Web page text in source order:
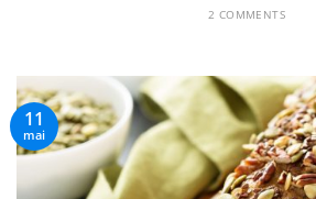
2 COMMENTS
11
mai